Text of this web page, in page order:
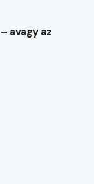
avagy az